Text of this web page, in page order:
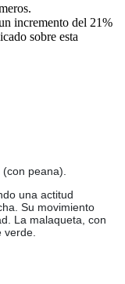
incremento del 21%
sobre esta
peana).
una actitud
Su movimiento
La malaqueta, con
verde.